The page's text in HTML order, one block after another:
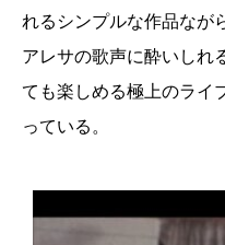
れるシンプルな作品なが
アレサの歌声に酔いしれ
ても楽しめる極上のライ
っている。